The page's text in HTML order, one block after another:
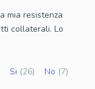
mia resistenza
collaterali. Lo
Si (26) No (7)